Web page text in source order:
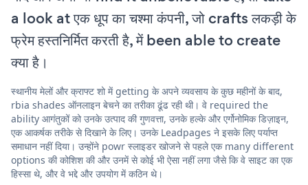
a look at एक धूप का चश्मा कंपनी, जो crafts लकड़ी के
फ्रेम हस्तनिर्मित करती है, में been able to create
क्या है।
स्थानीय मेलों और क्राफ्ट शो में getting के अपने व्यवसाय के कुछ महीनों के बाद,
rbia shades ऑनलाइन बेचने का तरीका ढूंढ रही थी। वे required the
ability आगंतुकों को उनके उत्पाद की गुणवत्ता, उनके हल्के और एर्गोनोमिक डिज़ाइन,
एक आकर्षक तरीके से दिखाने के लिए। उनके Leadpages ने इसके लिए पर्याप्त
समाधान नहीं दिया। उन्होंने powr स्लाइडर खोजने से पहले एक many different
options की कोशिश की और उनमें से कोई भी ऐसा नहीं लगा जैसे कि वे साइट का एक
हिस्सा थे, और वे भद्दे और उपयोग में कठिन थे।